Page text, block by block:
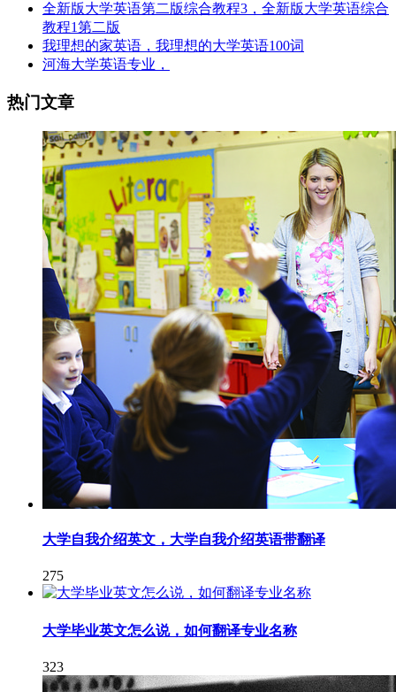
全新版大学英语第二版综合教程3，全新版大学英语综合
教程1第二版
我理想的家英语，我理想的大学英语100词
河海大学英语专业，
热门文章
大学自我介绍英文，大学自我介绍英语带翻译
275
大学毕业英文怎么说，如何翻译专业名称
323